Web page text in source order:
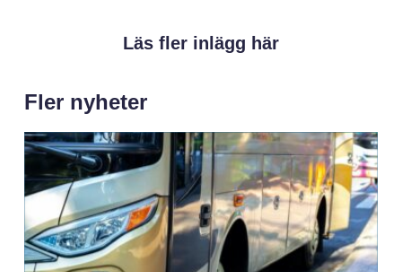
Läs fler inlägg här
Fler nyheter